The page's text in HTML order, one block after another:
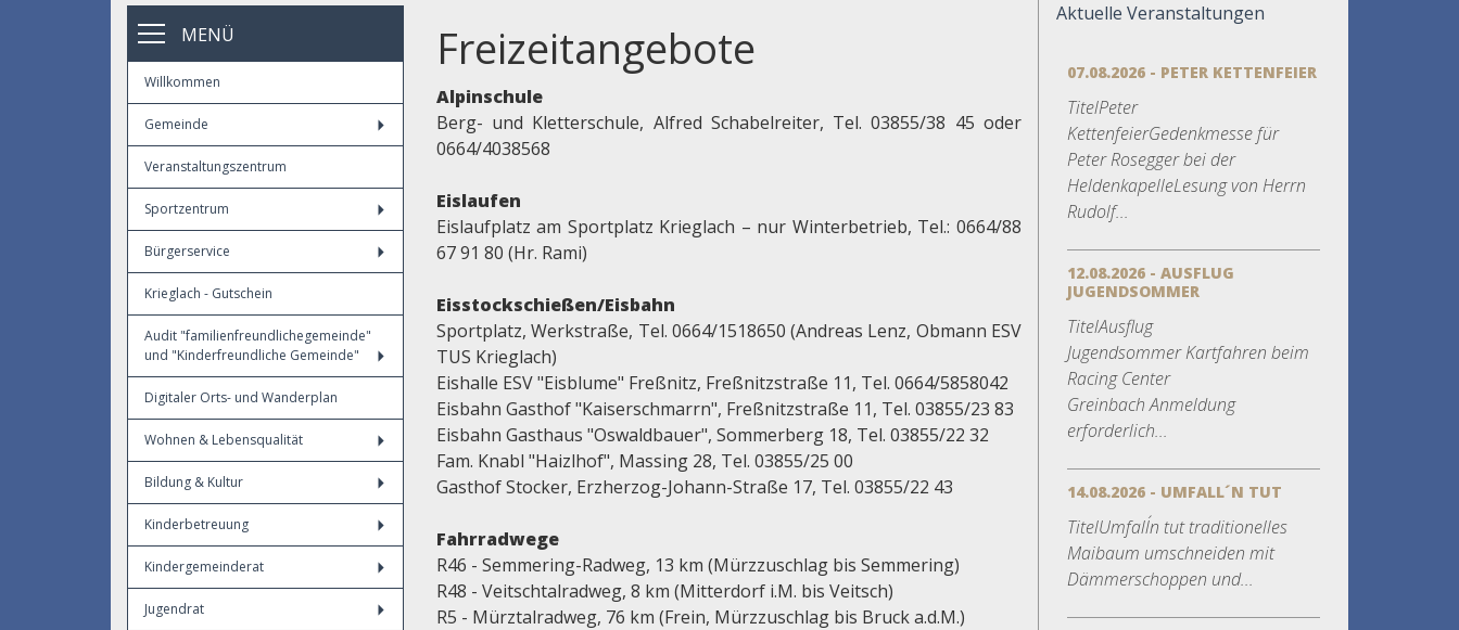
MENÜ
Willkommen
Gemeinde
Veranstaltungszentrum
Sportzentrum
Bürgerservice
Krieglach - Gutschein
Audit "familienfreundlichegemeinde"
und "Kinderfreundliche Gemeinde"
Digitaler Orts- und Wanderplan
Wohnen & Lebensqualität
Bildung & Kultur
Kinderbetreuung
Kindergemeinderat
Jugendrat
Freizeitangebote
Alpinschule
Berg- und Kletterschule, Alfred Schabelreiter, Tel. 03855/38 45 oder
0664/4038568
Eislaufen
Eislaufplatz am Sportplatz Krieglach – nur Winterbetrieb, Tel.: 0664/88
67 91 80 (Hr. Rami)
Eisstockschießen/Eisbahn
Sportplatz, Werkstraße, Tel. 0664/1518650 (Andreas Lenz, Obmann ESV
TUS Krieglach)
Eishalle ESV "Eisblume" Freßnitz, Freßnitzstraße 11, Tel. 0664/5858042
Eisbahn Gasthof "Kaiserschmarrn", Freßnitzstraße 11, Tel. 03855/23 83
Eisbahn Gasthaus "Oswaldbauer", Sommerberg 18, Tel. 03855/22 32
Fam. Knabl "Haizlhof", Massing 28, Tel. 03855/25 00
Gasthof Stocker, Erzherzog-Johann-Straße 17, Tel. 03855/22 43
Fahrradwege
R46 - Semmering-Radweg, 13 km (Mürzzuschlag bis Semmering)
R48 - Veitschtalradweg, 8 km (Mitterdorf i.M. bis Veitsch)
R5 - Mürztalradweg, 76 km (Frein, Mürzzuschlag bis Bruck a.d.M.)
Aktuelle Veranstaltungen
07.08.2026 - PETER KETTENFEIER
TitelPeter
KettenfeierGedenkmesse für
Peter Rosegger bei der
HeldenkapelleLesung von Herrn
Rudolf...
12.08.2026 - AUSFLUG
JUGENDSOMMER
TitelAusflug
Jugendsommer Kartfahren beim
Racing Center
Greinbach Anmeldung
erforderlich...
14.08.2026 - UMFALL´N TUT
TitelUmfall´n tut traditionelles
Maibaum umschneiden mit
Dämmerschoppen und...